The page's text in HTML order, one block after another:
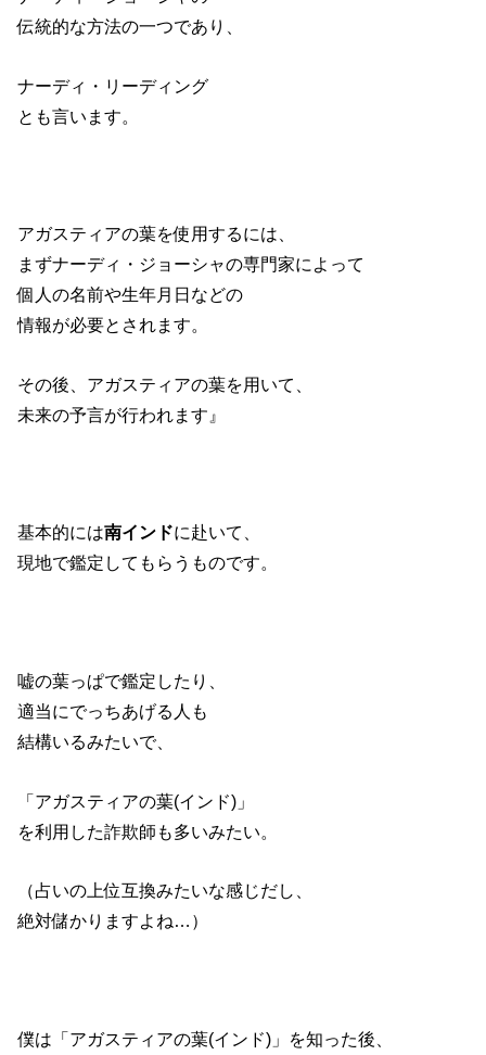
伝統的な方法の一つであり、
ナーディ・リーディング
とも言います。
アガスティアの葉を使用するには、
まずナーディ・ジョーシャの専門家によって
個人の名前や生年月日などの
情報が必要とされます。
その後、アガスティアの葉を用いて、
未来の予言が行われます』
基本的には南インドに赴いて、
現地で鑑定してもらうものです。
嘘の葉っぱで鑑定したり、
適当にでっちあげる人も
結構いるみたいで、
「アガスティアの葉(インド)」
を利用した詐欺師も多いみたい。
（占いの上位互換みたいな感じだし、
絶対儲かりますよね…）
僕は「アガスティアの葉(インド)」を知った後、